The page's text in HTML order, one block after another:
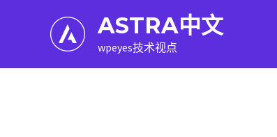
容
ASTRA中文
wpeyes技术视点